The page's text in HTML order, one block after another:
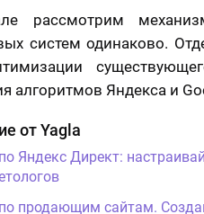
рассмотрим
систем одинаково.
алгоритмов Яндекса и
от Yagla
Яндекс Директ:
продающим сайтам.